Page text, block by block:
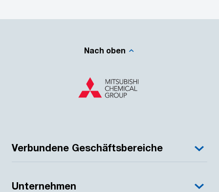
Nach oben
Verbundene Geschäftsbereiche
Unternehmen